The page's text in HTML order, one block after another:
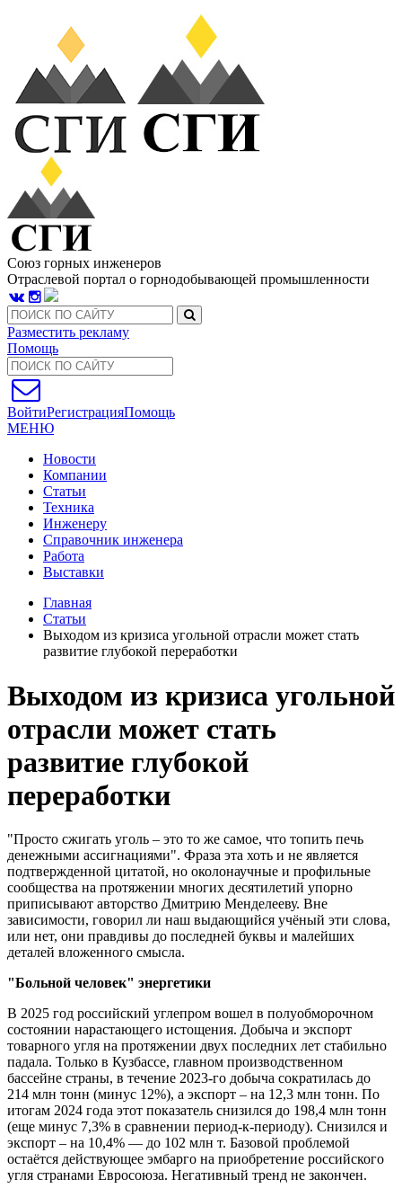
Союз горных инженеров
Отраслевой портал о горнодобывающей промышленности
Разместить рекламу
Помощь
ВойтиРегистрацияПомощь
МЕНЮ
Новости
Компании
Статьи
Техника
Инженеру
Справочник инженера
Работа
Выставки
Главная
Статьи
Выходом из кризиса угольной отрасли может стать
развитие глубокой переработки
Выходом из кризиса угольной
отрасли может стать
развитие глубокой
переработки
"Просто сжигать уголь – это то же самое, что топить печь
денежными ассигнациями". Фраза эта хоть и не является
подтвержденной цитатой, но околонаучные и профильные
сообщества на протяжении многих десятилетий упорно
приписывают авторство Дмитрию Менделееву. Вне
зависимости, говорил ли наш выдающийся учёный эти слова,
или нет, они правдивы до последней буквы и малейших
деталей вложенного смысла.
"Больной человек" энергетики
В 2025 год российский углепром вошел в полуобморочном
состоянии нарастающего истощения. Добыча и экспорт
товарного угля на протяжении двух последних лет стабильно
падала. Только в Кузбассе, главном производственном
бассейне страны, в течение 2023-го добыча сократилась до
214 млн тонн (минус 12%), а экспорт – на 12,3 млн тонн. По
итогам 2024 года этот показатель снизился до 198,4 млн тонн
(еще минус 7,3% в сравнении период-к-периоду). Снизился и
экспорт – на 10,4% — до 102 млн т. Базовой проблемой
остаётся действующее эмбарго на приобретение российского
угля странами Евросоюза. Негативный тренд не закончен.